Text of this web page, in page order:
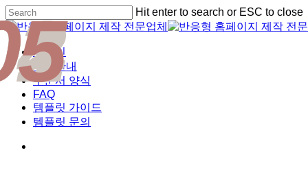
Skip
to
main
content
Hit enter to search or ESC to close
Close
Search
Menu
디자인
비용안내
주문서 양식
FAQ
템플릿 가이드
템플릿 문의